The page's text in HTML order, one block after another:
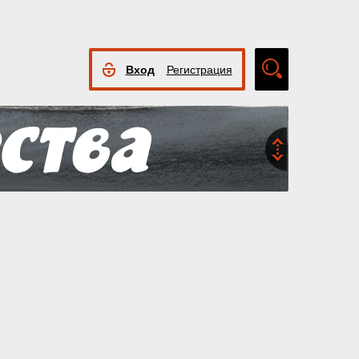
Вход Регистрация
поиск